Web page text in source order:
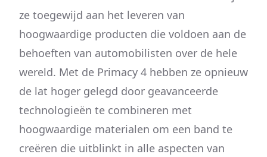
ze toegewijd aan het leveren van
hoogwaardige producten die voldoen aan de
behoeften van automobilisten over de hele
wereld. Met de Primacy 4 hebben ze opnieuw
de lat hoger gelegd door geavanceerde
technologieën te combineren met
hoogwaardige materialen om een band te
creëren die uitblinkt in alle aspecten van